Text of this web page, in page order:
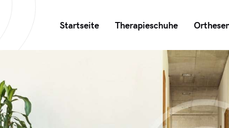
Startseite Therapieschuhe